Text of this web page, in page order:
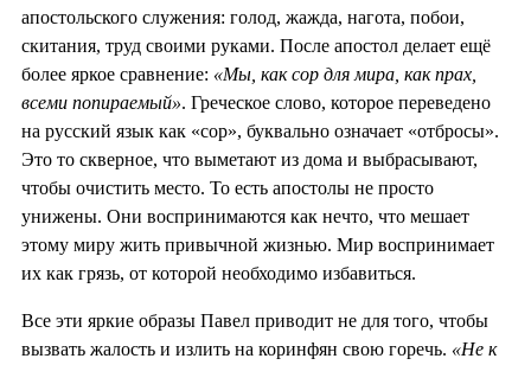
апостольского служения: голод, жажда, нагота, побои,
скитания, труд своими руками. После апостол делает ещё
более яркое сравнение: «Мы, как сор для мира, как прах,
всеми попираемый». Греческое слово, которое переведено
на русский язык как «сор», буквально означает «отбросы».
Это то скверное, что выметают из дома и выбрасывают,
чтобы очистить место. То есть апостолы не просто
унижены. Они воспринимаются как нечто, что мешает
этому миру жить привычной жизнью. Мир воспринимает
их как грязь, от которой необходимо избавиться.
Все эти яркие образы Павел приводит не для того, чтобы
вызвать жалость и излить на коринфян свою горечь. «Не к